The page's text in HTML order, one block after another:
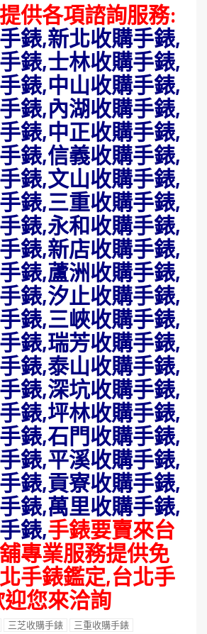
供各項諮詢服務:
錶,新北收購手錶,
錶,士林收購手錶,
錶,中山收購手錶,
錶,內湖收購手錶,
錶,中正收購手錶,
錶,信義收購手錶,
錶,文山收購手錶,
錶,三重收購手錶,
錶,永和收購手錶,
錶,新店收購手錶,
錶,蘆洲收購手錶,
錶,汐止收購手錶,
錶,三峽收購手錶,
錶,瑞芳收購手錶,
錶,泰山收購手錶,
錶,深坑收購手錶,
錶,坪林收購手錶,
錶,石門收購手錶,
錶,平溪收購手錶,
錶,貢寮收購手錶,
錶,萬里收購手錶,
錶,手錶要賣來台
專業服務提供免
手錶鑑定,台北手
您來洽詢
三芝收購手錶
三重收購手錶